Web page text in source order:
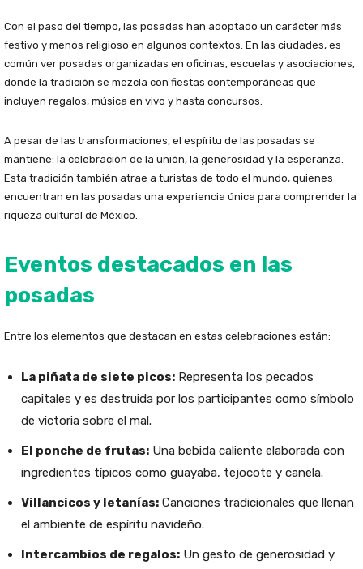
Con el paso del tiempo, las posadas han adoptado un carácter más
festivo y menos religioso en algunos contextos. En las ciudades, es
común ver posadas organizadas en oficinas, escuelas y asociaciones,
donde la tradición se mezcla con fiestas contemporáneas que
incluyen regalos, música en vivo y hasta concursos.
A pesar de las transformaciones, el espíritu de las posadas se
mantiene: la celebración de la unión, la generosidad y la esperanza.
Esta tradición también atrae a turistas de todo el mundo, quienes
encuentran en las posadas una experiencia única para comprender la
riqueza cultural de México.
Eventos destacados en las
posadas
Entre los elementos que destacan en estas celebraciones están:
La piñata de siete picos: Representa los pecados
capitales y es destruida por los participantes como símbolo
de victoria sobre el mal.
El ponche de frutas: Una bebida caliente elaborada con
ingredientes típicos como guayaba, tejocote y canela.
Villancicos y letanías: Canciones tradicionales que llenan
el ambiente de espíritu navideño.
Intercambios de regalos: Un gesto de generosidad y